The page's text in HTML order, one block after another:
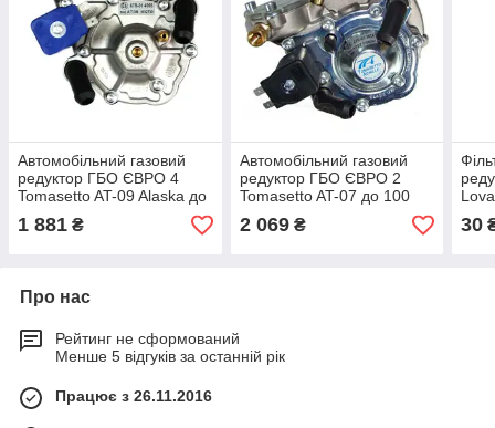
Автомобільний газовий
редуктор ГБО ЄВРО 4
Tomasetto AT-09 Alaska до
136 л.с.
1 881 ₴
Автомобільний газовий
редуктор ГБО ЄВРО 2
Tomasetto AT-07 до 100
к.с.
2 069₴ 30
Про нас
Рейтинг не сформований
Менше 5 відгуків за останній рік
Працює з 26.11.2016